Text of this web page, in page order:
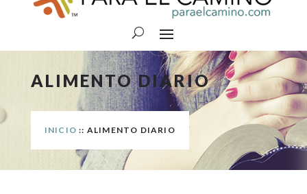
ALIMENTO DIARIO
INICIO :: ALIMENTO DIARIO